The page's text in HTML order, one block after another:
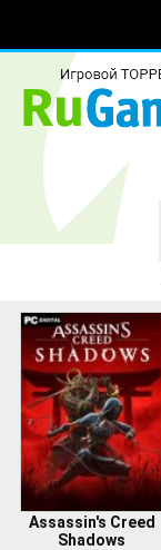
Assassin's Creed
Shadows